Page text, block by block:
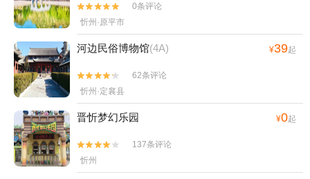


0条评论
忻州·原平市
河边民俗博物馆(4A) ¥39起


62条评论
忻州·定襄县
晋忻梦幻乐园 ¥0起


137条评论
忻州